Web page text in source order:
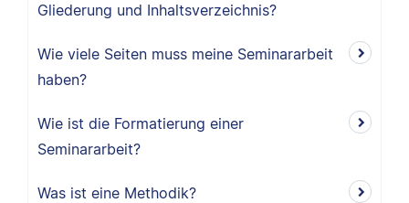
Gliederung und Inhaltsverzeichnis?
Wie viele Seiten muss meine Seminararbeit
haben?
Wie ist die Formatierung einer
Seminararbeit?
Was ist eine Methodik?